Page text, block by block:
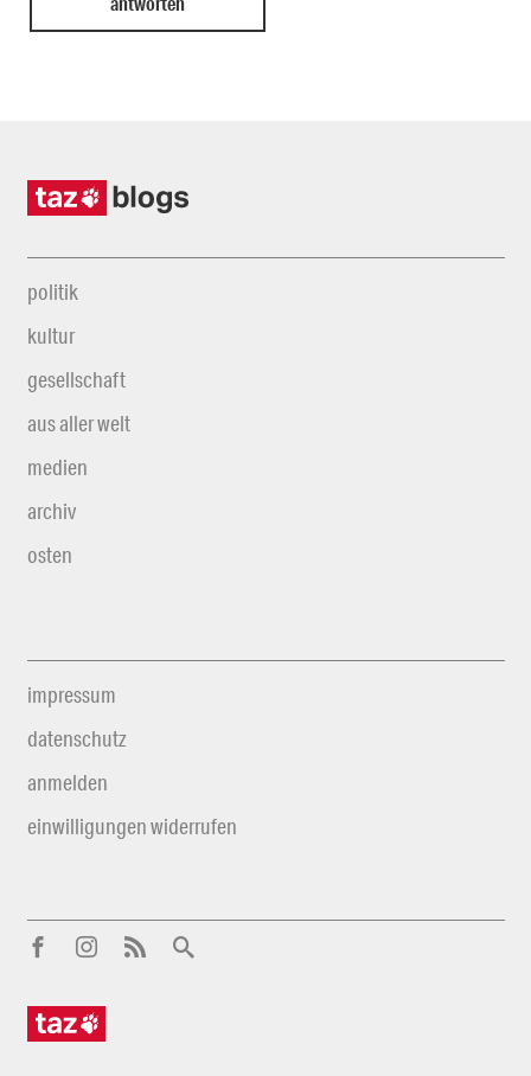
politik
kultur
gesellschaft
aus aller welt
medien
archiv
osten
impressum
datenschutz
anmelden
einwilligungen widerrufen